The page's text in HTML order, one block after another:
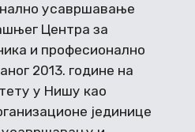
усавршавање
Центра за
и професионално
2013. године на
у Нишу као
јединице